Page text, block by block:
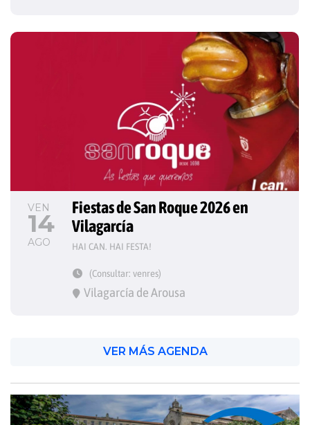
VEN
14
AGO
Fiestas de San Roque 2026 en
Vilagarcía
HAI CAN. HAI FESTA!
(Consultar: venres)
Vilagarcía de Arousa
VER MÁS AGENDA